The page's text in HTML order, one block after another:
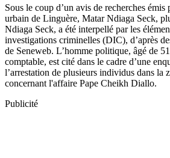
Sous le coup d’un avis de recherches émis
urbain de Linguère, Matar Ndiaga Seck,
Ndiaga Seck, a été interpellé par les
investigations criminelles (DIC), d’après
de Seneweb. L’homme politique, âgé de
comptable, est cité dans le cadre d’une
l’arrestation de plusieurs individus dans la
concernant l'affaire Pape Cheikh Diallo.
Publicité